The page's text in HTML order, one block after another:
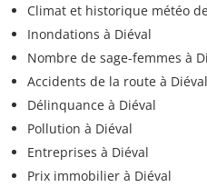
Climat et historique météo
Inondations à Diéval
Nombre de sage-femmes à
Accidents de la route à Diéval
Délinquance à Diéval
Pollution à Diéval
Entreprises à Diéval
Prix immobilier à Diéval